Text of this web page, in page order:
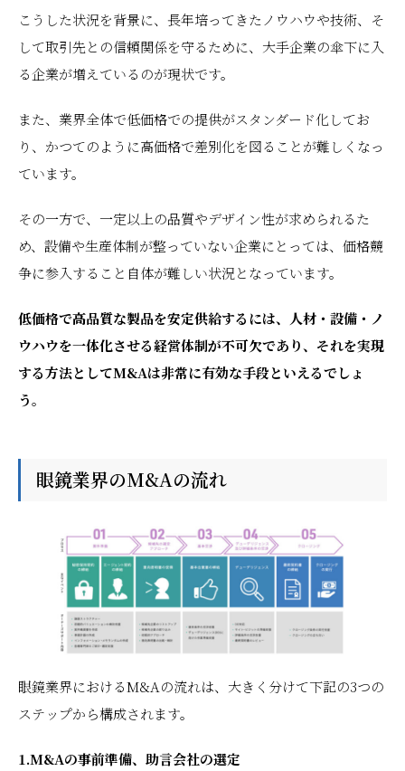
こうした状況を背景に、長年培ってきたノウハウや技術、そ
して取引先との信頼関係を守るために、大手企業の傘下に入
る企業が増えているのが現状です。
また、業界全体で低価格での提供がスタンダード化してお
り、かつてのように高価格で差別化を図ることが難しくなっ
ています。
その一方で、一定以上の品質やデザイン性が求められるた
め、設備や生産体制が整っていない企業にとっては、価格競
争に参入すること自体が難しい状況となっています。
低価格で高品質な製品を安定供給するには、人材・設備・ノ
ウハウを一体化させる経営体制が不可欠であり、それを実現
する方法としてM&Aは非常に有効な手段といえるでしょ
う。
眼鏡業界のM&Aの流れ
眼鏡業界におけるM&Aの流れは、大きく分けて下記の3つの
ステップから構成されます。
1.M&Aの事前準備、助言会社の選定